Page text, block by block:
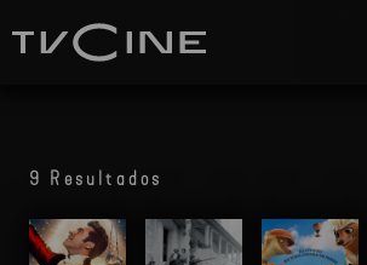
9 Resultados